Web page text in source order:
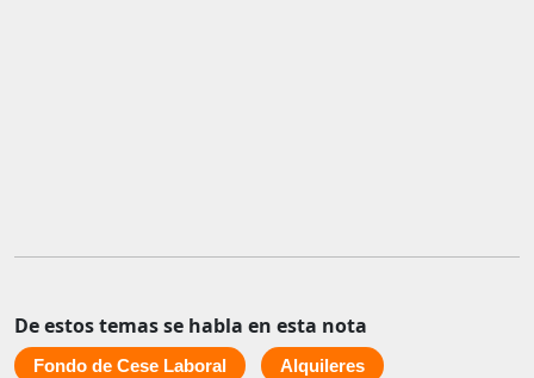
De estos temas se habla en esta nota
Fondo de Cese Laboral Alquileres